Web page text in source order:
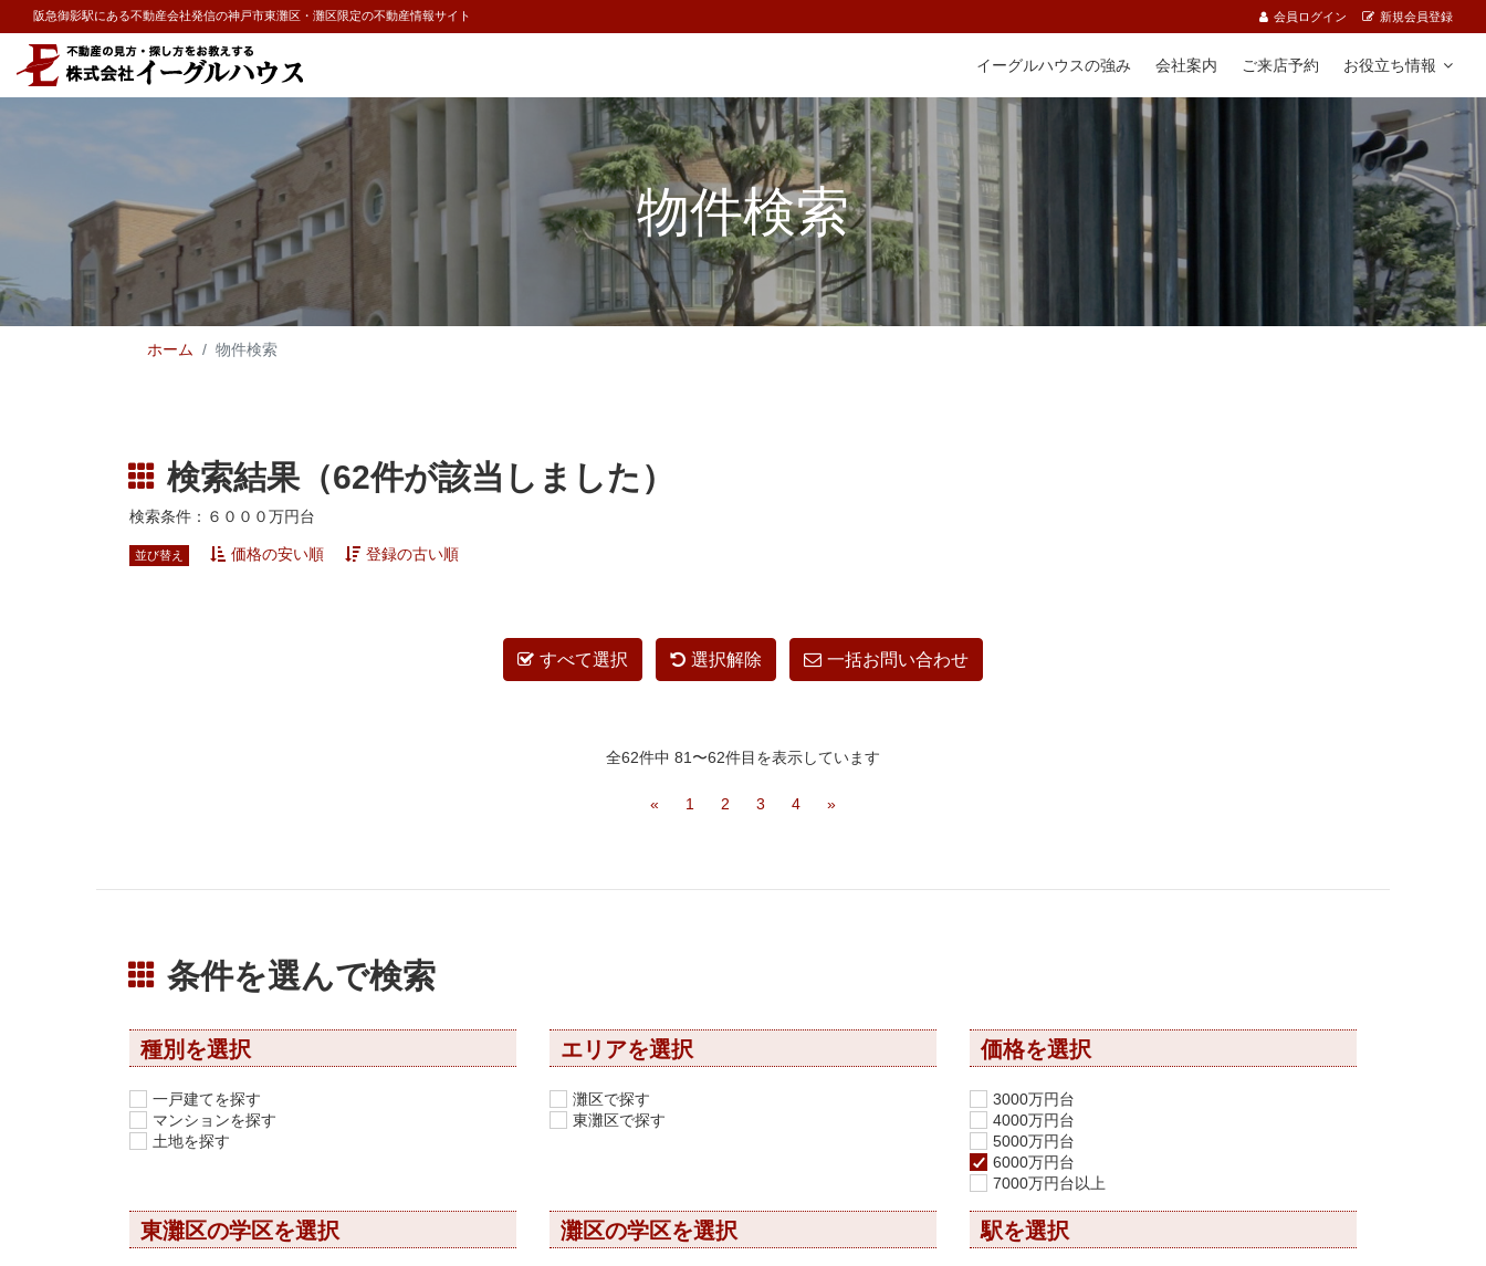
阪急御影駅にある不動産会社発信の神戸市東灘区・灘区限定の不動産情報サイト 会員ログイン 新規会員登録
イーグルハウスの強み 会社案内 ご来店予約 お役立ち情報
物件検索
ホーム 物件検索
検索結果（62件が該当しました）
検索条件：６０００万円台
並び替え 価格の安い順 登録の古い順
すべて選択 選択解除 一括お問い合わせ
全62件中 81〜62件目を表示しています
« 1 2 3 4 »
条件を選んで検索
種別を選択
一戸建てを探す
マンションを探す
土地を探す
エリアを選択
灘区で探す
東灘区で探す
価格を選択
3000万円台
4000万円台
5000万円台
6000万円台
7000万円台以上
東灘区の学区を選択 灘区の学区を選択 駅を選択